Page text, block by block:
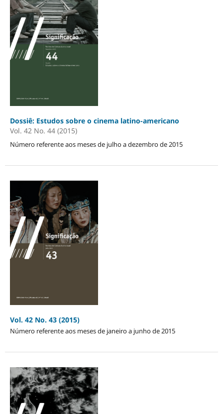
Dossiê: Estudos sobre o cinema latino-americano
Vol. 42 No. 44 (2015)
Número referente aos meses de julho a dezembro de 2015
Vol. 42 No. 43 (2015)
Número referente aos meses de janeiro a junho de 2015